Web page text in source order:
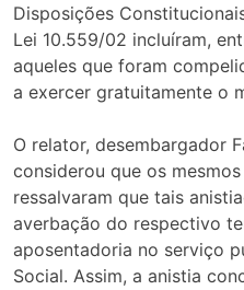
Disposições
Lei 10.559/02 incluíram,
aqueles que foram
a exercer gratuitamente o
O relator, desembargador
considerou que os
ressalvaram que tais
averbação do respectivo
aposentadoria no serviço
Social. Assim, a anistia